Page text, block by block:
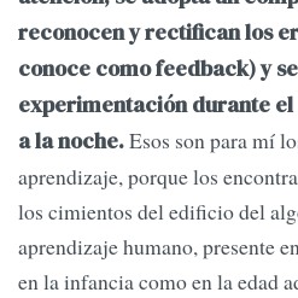
reconocen y rectifican los
conoce como feedback) y
experimentación durante
a la noche.Esos son para mí
aprendizaje, porque los
los cimientos del edificio del
aprendizaje humano, presente
en la infancia como en la edad